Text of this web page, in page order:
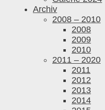
Archiv
2008 – 2010
2008
2009
2010
2011 – 2020
2011
2012
2013
2014